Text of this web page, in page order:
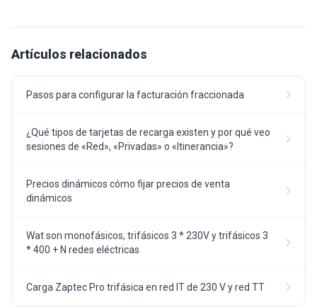
Artículos relacionados
Pasos para configurar la facturación fraccionada
¿Qué tipos de tarjetas de recarga existen y por qué veo
sesiones de «Red», «Privadas» o «Itinerancia»?
Precios dinámicos cómo fijar precios de venta
dinámicos
Wat son monofásicos, trifásicos 3 * 230V y trifásicos 3
* 400 + N redes eléctricas
Carga Zaptec Pro trifásica en red IT de 230 V y red TT